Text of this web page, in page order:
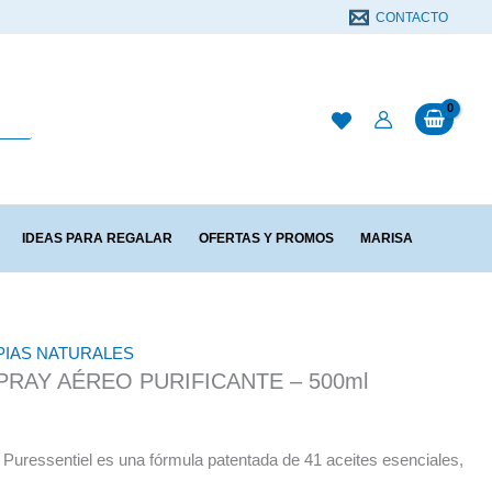
CONTACTO
IDEAS PARA REGALAR OFERTAS Y PROMOS MARISA
NATURALES
AÉREO PURIFICANTE – 500ml
es una fórmula patentada de 41 aceites esenciales,